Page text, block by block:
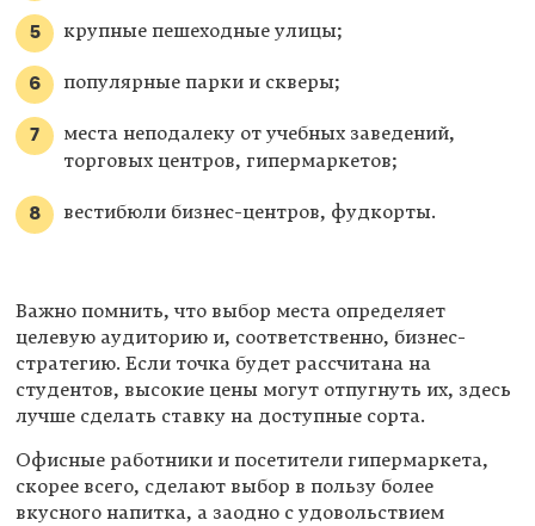
крупные пешеходные улицы;
популярные парки и скверы;
места неподалеку от учебных заведений,
торговых центров, гипермаркетов;
вестибюли бизнес-центров, фудкорты.
Важно помнить, что выбор места определяет
целевую аудиторию и, соответственно, бизнес-
стратегию. Если точка будет рассчитана на
студентов, высокие цены могут отпугнуть их, здесь
лучше сделать ставку на доступные сорта.
Офисные работники и посетители гипермаркета,
скорее всего, сделают выбор в пользу более
вкусного напитка, а заодно с удовольствием